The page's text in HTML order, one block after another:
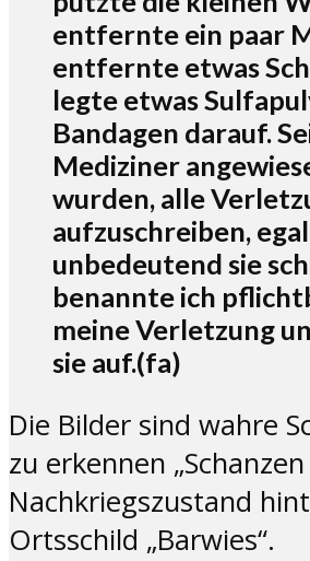
entfernte ein paar
entfernte etwas
legte etwas
Bandagen darauf.
Mediziner
wurden, alle
aufzuschreiben,
unbedeutend sie
benannte ich
meine Verletzung
sie auf.(fa)
Die Bilder sind wahre
zu erkennen „Schanzen
Nachkriegszustand
Ortsschild „Barwies“.